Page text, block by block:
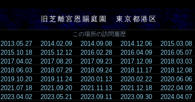
旧芝離宮恩賜庭園 東京都港区
この場所の訪問履歴
2013.05.27 2014.02.09 2014.09.08 2014.12.06 2015.03.08
2015.10.18 2015.12.12 2016.02.28 2016.04.09 2016.05.07
2017.04.02 2017.08.20 2017.09.23 2017.12.09 2018.03.03
2018.06.03 2018.07.29 2018.09.24 2018.11.17 2018.12.08
2019.10.20 2019.11.24 2020.01.13 2020.02.22 2020.06.06
2021.07.18 2021.09.20 2021.11.13 2021.12.18 2022.04.09
2023.04.02 2023.05.21 2023.09.11 2023.09.30 2024.04.07